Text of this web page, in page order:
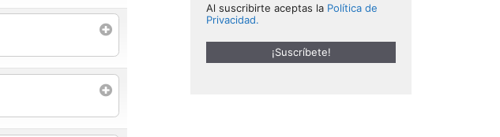
Al suscribirte aceptas la Política de
Privacidad.